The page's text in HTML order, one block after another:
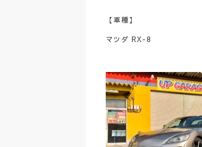
【車種】
マツダ RX-8